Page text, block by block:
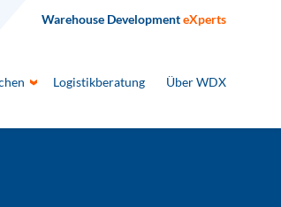
Warehouse DevelopmenteXperts
Logistikberatung Über WDX